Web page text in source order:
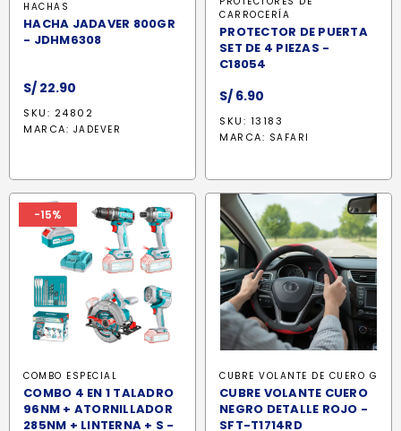
HACHAS
HACHA JADAVER 800GR
- JDHM6308
S/ 22.90
SKU: 24802
MARCA: JADEVER
CARROCERÍA
PROTECTOR DE PUERTA
SET DE 4 PIEZAS -
C18054
S/ 6.90
SKU: 13183
MARCA: SAFARI
-15%
COMBO ESPECIAL
COMBO 4 EN 1 TALADRO
96NM + ATORNILLADOR
285NM + LINTERNA + S -
CUBRE VOLANTE DE CUERO G
CUBRE VOLANTE CUERO
NEGRO DETALLE ROJO -
SFT-T1714RD